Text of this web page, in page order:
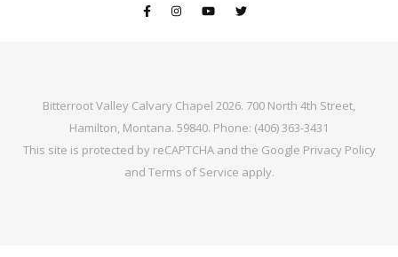
Bitterroot Valley Calvary Chapel 2026. 700 North 4th Street,
Hamilton, Montana. 59840. Phone: (406) 363-3431
This site is protected by reCAPTCHA and the Google Privacy Policy
and Terms of Service apply.